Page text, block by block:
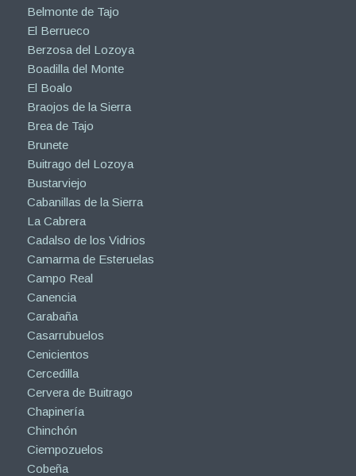
Belmonte de Tajo
El Berrueco
Berzosa del Lozoya
Boadilla del Monte
El Boalo
Braojos de la Sierra
Brea de Tajo
Brunete
Buitrago del Lozoya
Bustarviejo
Cabanillas de la Sierra
La Cabrera
Cadalso de los Vidrios
Camarma de Esteruelas
Campo Real
Canencia
Carabaña
Casarrubuelos
Cenicientos
Cercedilla
Cervera de Buitrago
Chapinería
Chinchón
Ciempozuelos
Cobeña